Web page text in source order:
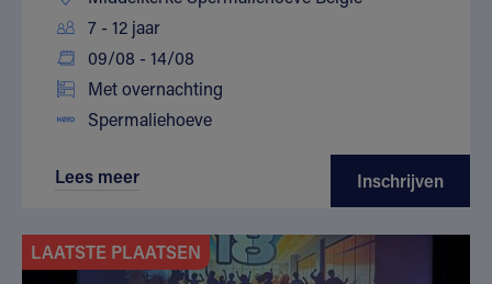
7 - 12 jaar
09/08 - 14/08
Met overnachting
Spermaliehoeve
Lees meer Inschrijven
LAATSTE PLAATSEN